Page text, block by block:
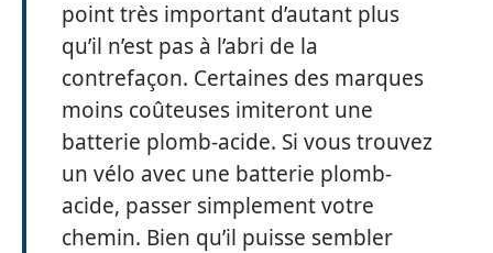
point très important d’autant plus
qu’il n’est pas à l’abri de la
contrefaçon. Certaines des marques
moins coûteuses imiteront une
batterie plomb-acide. Si vous trouvez
un vélo avec une batterie plomb-
acide, passer simplement votre
chemin. Bien qu’il puisse sembler